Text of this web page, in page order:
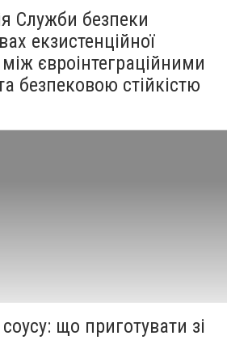
Служби безпеки
екзистенційної
євроінтеграційними
безпековою стійкістю
що приготувати зі